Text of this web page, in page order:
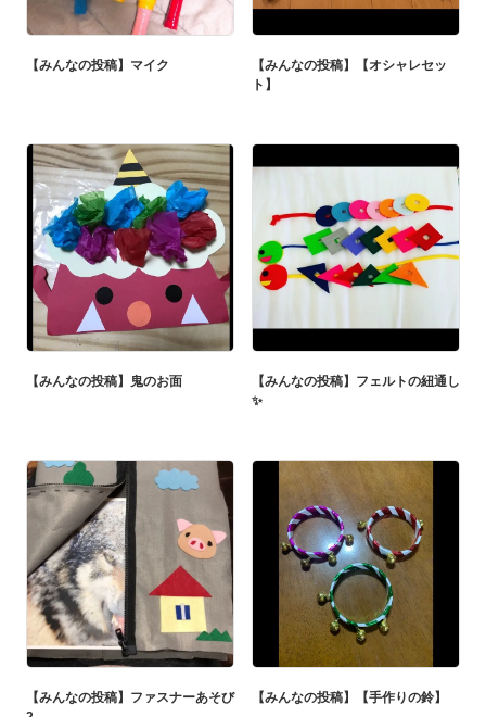
【みんなの投稿】マイク
【みんなの投稿】【オシャレセッ
ト】
【みんなの投稿】鬼のお面
【みんなの投稿】フェルトの紐通し
✨
【みんなの投稿】ファスナーあそび
【みんなの投稿】【手作りの鈴】